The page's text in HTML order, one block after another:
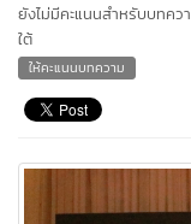
ยังไม่มีคะแนนสำหรับบทคว
ใต้
ให้คะแนนบทความ